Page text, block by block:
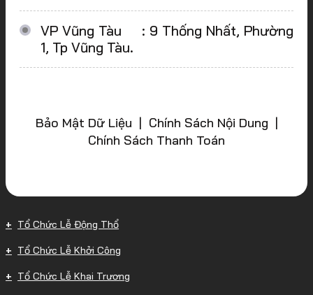
VP Vũng Tàu : 9 Thống Nhất, Phường
1, Tp Vũng Tàu.
Bảo Mật Dữ Liệu | Chính Sách Nội Dung |
Chính Sách Thanh Toán
Tổ Chức Lễ Động Thổ
Tổ Chức Lễ Khởi Công
Tổ Chức Lễ Khai Trương